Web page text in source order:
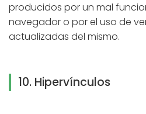
producidos por un mal
navegador o por el uso de
actualizadas del mismo.
10. Hipervínculos